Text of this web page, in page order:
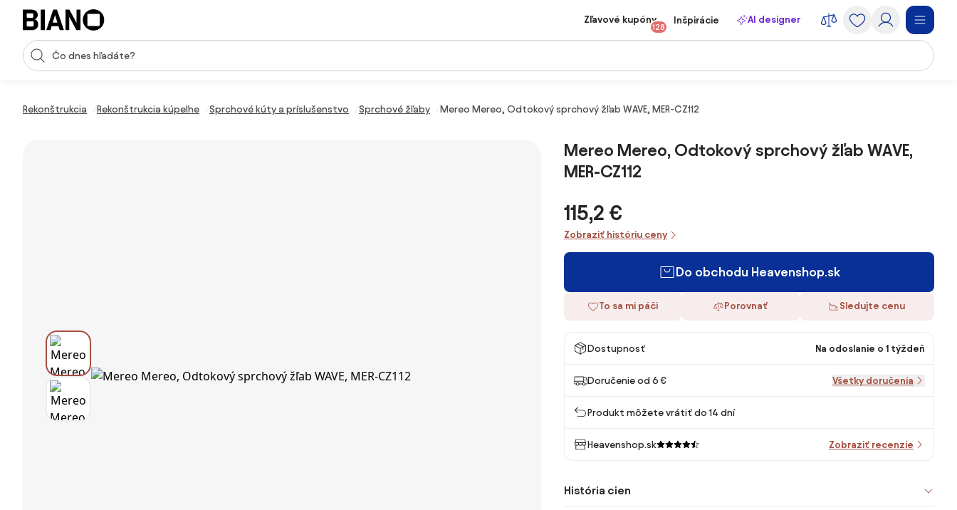
Preskočiť navigáciu, prejsť na obsah
Vstup pre vyhľadávanie
Zľavové kupóny
128
Inšpirácie AI designer
Rekonštrukcia Rekonštrukcia kúpeľne Sprchové kúty a príslušenstvo Sprchové žľaby Mereo Mereo, Odtokový sprchový žľab WAVE, MER-CZ112
Mereo Mereo, Odtokový sprchový žľab WAVE,
MER-CZ112
115,2 €
Zobraziť históriu ceny
Do obchodu Heavenshop.sk
To sa mi páči Porovnať Sledujte cenu
Dostupnosť Na odoslanie o 1 týždeň
Doručenie od 6 € Všetky doručenia
Produkt môžete vrátiť do 14 dní
Heavenshop.sk Zobraziť recenzie
História cien